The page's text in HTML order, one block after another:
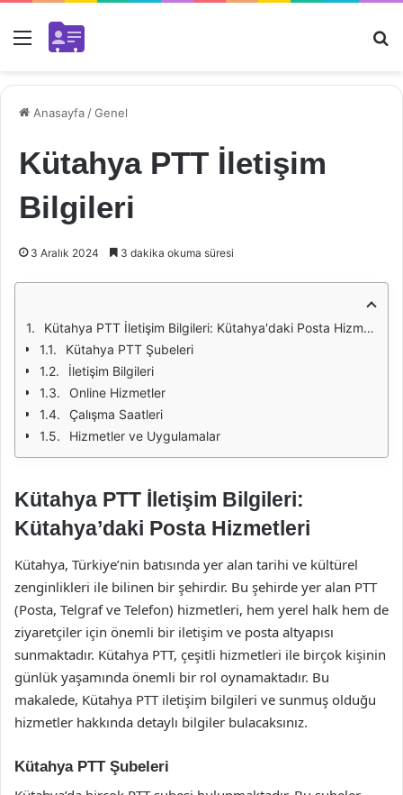
Menü
Anasayfa /Genel
Kütahya PTT İletişim
Bilgileri
3 Aralık 2024 3 dakika okuma süresi
Kütahya PTT İletişim Bilgileri: Kütahya'daki Posta Hizmetleri
Kütahya PTT Şubeleri
İletişim Bilgileri
Online Hizmetler
Çalışma Saatleri
Hizmetler ve Uygulamalar
Kütahya PTT İletişim Bilgileri:
Kütahya’daki Posta Hizmetleri
Kütahya, Türkiye’nin batısında yer alan tarihi ve kültürel
zenginlikleri ile bilinen bir şehirdir. Bu şehirde yer alan PTT
(Posta, Telgraf ve Telefon) hizmetleri, hem yerel halk hem de
ziyaretçiler için önemli bir iletişim ve posta altyapısı
sunmaktadır. Kütahya PTT, çeşitli hizmetleri ile birçok kişinin
günlük yaşamında önemli bir rol oynamaktadır. Bu
makalede, Kütahya PTT iletişim bilgileri ve sunmuş olduğu
hizmetler hakkında detaylı bilgiler bulacaksınız.
Kütahya PTT Şubeleri